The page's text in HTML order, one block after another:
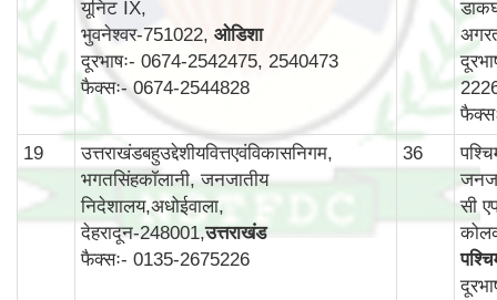
यूनिट IX,
भुवनेश्वर-751022, ओडिशा
दूरभाषः- 0674-2542475, 2540473
फैक्सः- 0674-2544828
19
उत्तराखंडबहुउद्देशीयवित्तएवंविकासनिगम,
भगतसिंहकॉलानी, जनजातीय
निदेशालय,अधोईवाला,
देहरादून-248001,उत्तराखंड
फैक्सः- 0135-2675226
36
सी